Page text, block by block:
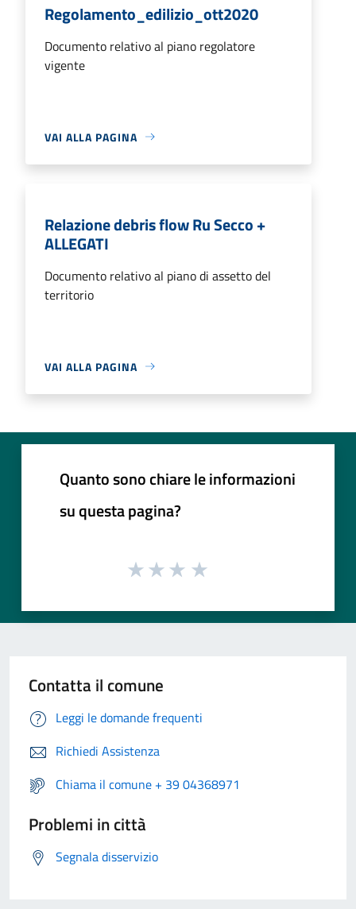
Regolamento_edilizio_ott2020
Documento relativo al piano regolatore
vigente
VAI ALLA PAGINA
Relazione debris flow Ru Secco +
ALLEGATI
Documento relativo al piano di assetto del
territorio
VAI ALLA PAGINA
Quanto sono chiare le informazioni
su questa pagina?
Contatta il comune
Leggi le domande frequenti
Richiedi Assistenza
Chiama il comune + 39 04368971
Problemi in città
Segnala disservizio